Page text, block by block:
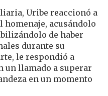
Uribe reaccionó a
homenaje, acusándolo
de haber
durante su
le respondió a
un llamado a superar
en un momento